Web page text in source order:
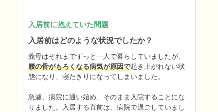
入居前に抱えていた問題
入居前はどのような状況でしたか？
義母はそれまでずっと一人で暮らしていましたが、
腰の骨がもろくなる病気が原因で起き上がれない状
態になり、寝たきりになってしまいました。
急遽、病院に通い始め、そのまま入院することにな
りました。入居する直前は、病院で過ごしていまし